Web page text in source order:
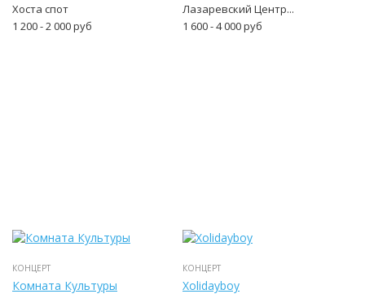
Хоста спот
1 200 - 2 000руб
Лазаревский Центр...
1 600 - 4 000руб
КОНЦЕРТ
Комната Культуры
КОНЦЕРТ
Xolidayboy